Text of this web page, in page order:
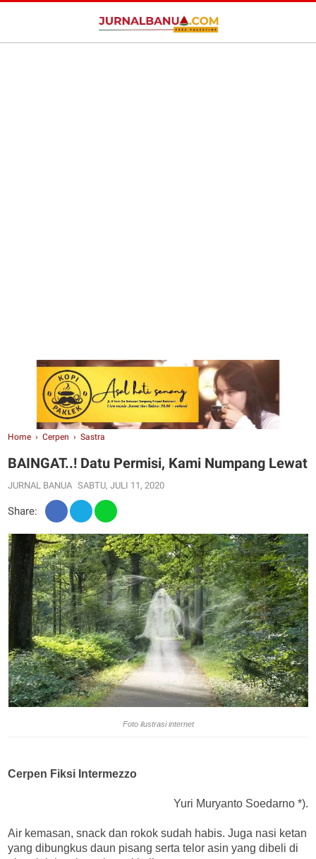
Home ›Cerpen ›Sastra
BAINGAT..! Datu Permisi, Kami Numpang Lewat
JURNAL BANUA SABTU, JULI 11, 2020
Share:
Foto ilustrasi internet
Cerpen Fiksi Intermezzo
Yuri Muryanto Soedarno *).
Air kemasan, snack dan rokok sudah habis. Juga nasi ketan
yang dibungkus daun pisang serta telor asin yang dibeli di